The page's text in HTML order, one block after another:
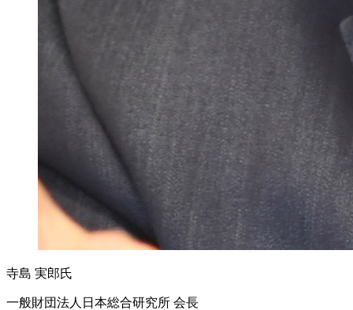
寺島 実郎氏
一般財団法人日本総合研究所 会長